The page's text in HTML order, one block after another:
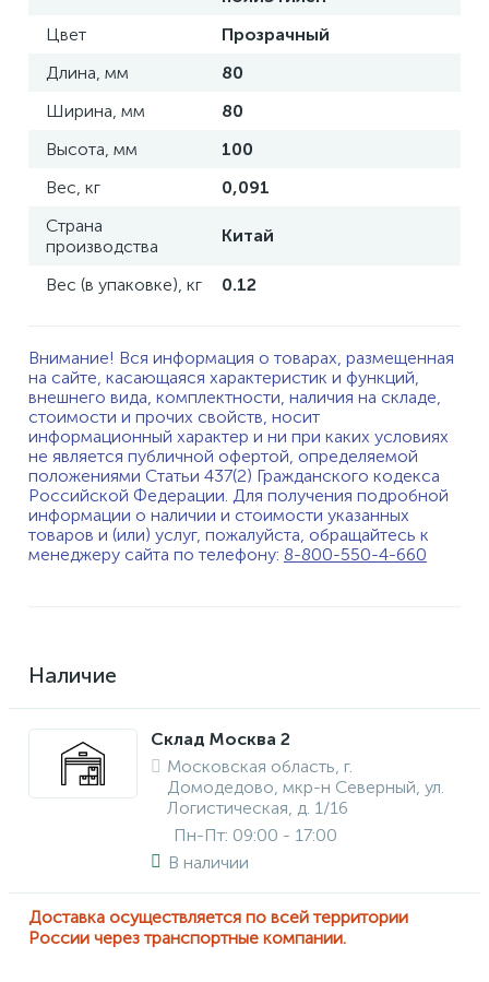
Цвет
Прозрачный
Длина, мм
80
Ширина, мм
80
Высота, мм
100
Вес, кг
0,091
Страна
производства
Китай
Вес (в упаковке), кг 0.12
Внимание! Вся информация о товарах, размещенная
на сайте, касающаяся характеристик и функций,
внешнего вида, комплектности, наличия на складе,
стоимости и прочих свойств, носит
информационный характер и ни при каких условиях
не является публичной офертой, определяемой
положениями Статьи 437(2) Гражданского кодекса
Российской Федерации. Для получения подробной
информации о наличии и стоимости указанных
товаров и (или) услуг, пожалуйста, обращайтесь к
менеджеру сайта по телефону: 8-800-550-4-660
Наличие
Склад Москва 2
Московская область, г.
Домодедово, мкр-н Северный, ул.
Логистическая, д. 1/16
Пн-Пт: 09:00 - 17:00
В наличии
Доставка осуществляется по всей территории
России через транспортные компании.